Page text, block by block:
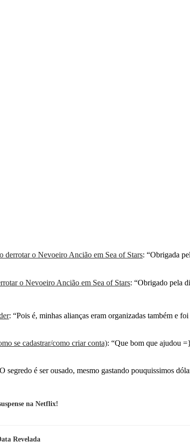
o Nevoeiro Ancião em Sea of Stars: “Obrigada
o Nevoeiro Ancião em Sea of Stars: “Obrigado pela
: “Pois é, minhas alianças eram organizadas também e
se cadastrar/como criar conta): “Que bom que ajudou
O segredo é ser ousado, mesmo gastando pouquissimos
na Netflix!
Revelada